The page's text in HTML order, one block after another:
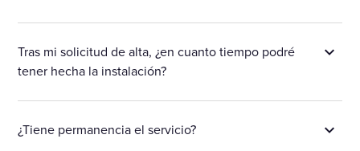
Tras mi solicitud de alta, ¿en cuanto tiempo podré
tener hecha la instalación?
¿Tiene permanencia el servicio?